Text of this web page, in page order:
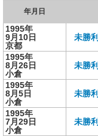
年月日
1995年
9月10日
京都
未勝利
1995年
8月26日
小倉
未勝利
1995年
8月5日
小倉
未勝利
1995年
7月29日
小倉
未勝利